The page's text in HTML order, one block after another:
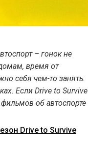
– гонок не
время от
себя чем-то занять.
Если Drive to Survive
об автоспорте
Drive to Survive